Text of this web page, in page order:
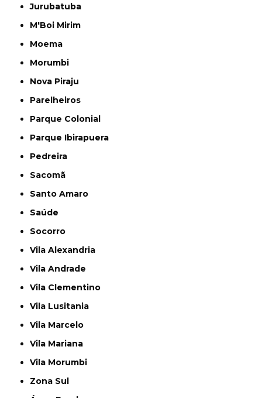
Jurubatuba
M'Boi Mirim
Moema
Morumbi
Nova Piraju
Parelheiros
Parque Colonial
Parque Ibirapuera
Pedreira
Sacomã
Santo Amaro
Saúde
Socorro
Vila Alexandria
Vila Andrade
Vila Clementino
Vila Lusitania
Vila Marcelo
Vila Mariana
Vila Morumbi
Zona Sul